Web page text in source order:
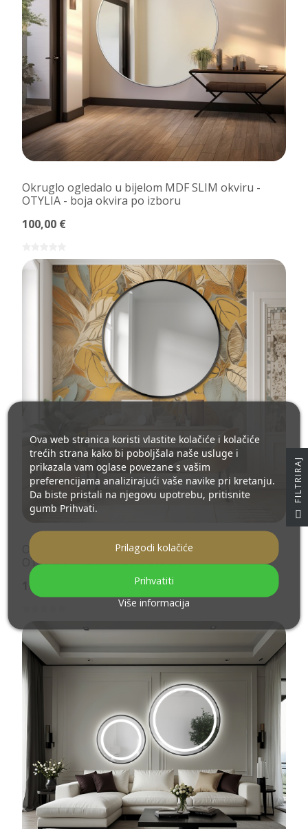
Okruglo ogledalo u bijelom MDF SLIM okviru -
OTYLIA - boja okvira po izboru
100,00 €
Okruglo ogledalo u crnom MDF SLIM okviru -
OTYLIA - boja okvira po izboru
100,00 €
Ova web stranica koristi vlastite kolačiće i kolačiće
trećih strana kako bi poboljšala naše usluge i
prikazala vam oglase povezane s vašim
preferencijama analizirajući vaše navike pri kretanju.
Da biste pristali na njegovu upotrebu, pritisnite
gumb Prihvati.
Više informacija
Prilagodi kolačiće
Prihvatiti
J